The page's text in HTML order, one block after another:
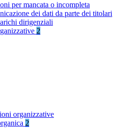
per mancata o incompleta
dei dati da parte dei titolari
dirigenziali
2
organizzative
2